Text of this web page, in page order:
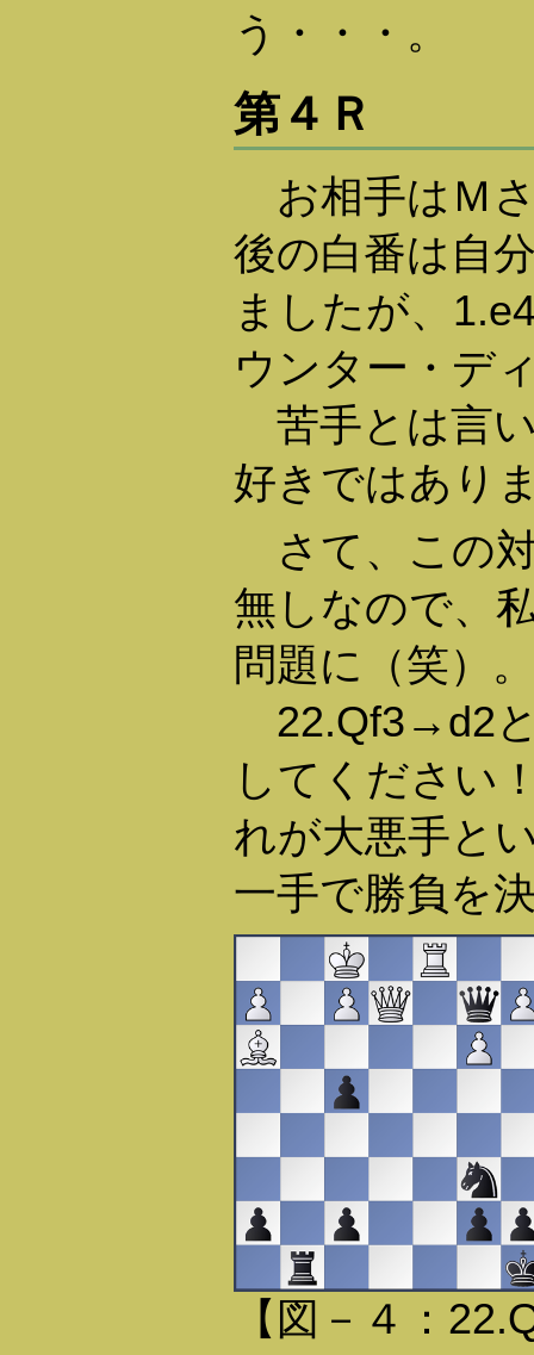
う・・・。
第４Ｒ
お相手はＭ
後の白番は自
ましたが、
ウンター・デ
苦手とは言
好きではあり
さて、この
無しなので、
問題に（笑）。
22.Qf3→d2と
してください
れが大悪手と
一手で勝負を
【図－４：